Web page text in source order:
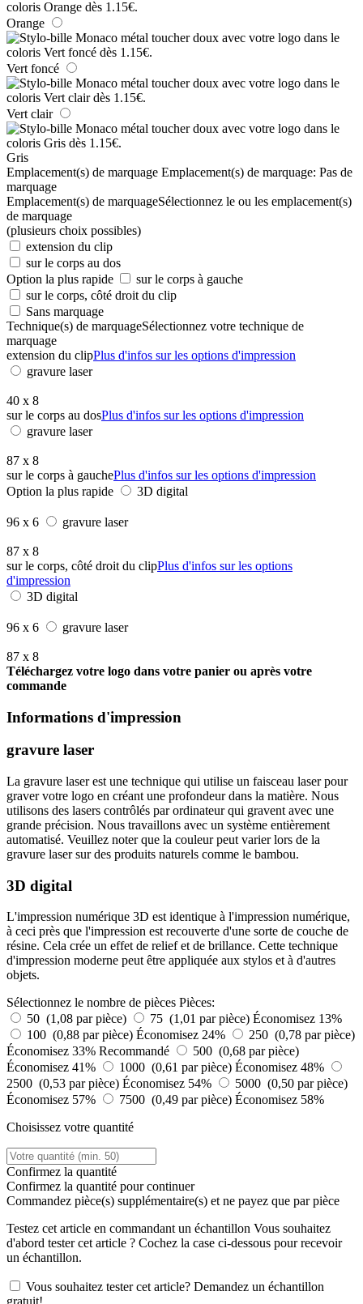
Orange
Vert foncé
Vert clair
Gris
Emplacement(s) de marquage Emplacement(s) de marquage: Pas de
marquage
Emplacement(s) de marquageSélectionnez le ou les emplacement(s)
de marquage
(plusieurs choix possibles)
extension du clip
sur le corps au dos
Option la plus rapide
sur le corps à gauche
sur le corps, côté droit du clip
Sans marquage
Technique(s) de marquageSélectionnez votre technique de
marquage
extension du clipPlus d'infos sur les options d'impression
gravure laser
40 x 8
sur le corps au dosPlus d'infos sur les options d'impression
gravure laser
87 x 8
sur le corps à gauchePlus d'infos sur les options d'impression
Option la plus rapide
3D digital
96 x 6 gravure laser
87 x 8
sur le corps, côté droit du clipPlus d'infos sur les options
d'impression
3D digital
96 x 6 gravure laser
87 x 8
Téléchargez votre logo dans votre panier ou après votre
commande
Informations d'impression
gravure laser
La gravure laser est une technique qui utilise un faisceau laser pour
graver votre logo en créant une profondeur dans la matière. Nous
utilisons des lasers contrôlés par ordinateur qui gravent avec une
grande précision. Nous travaillons avec un système entièrement
automatisé. Veuillez noter que la couleur peut varier lors de la
gravure laser sur des produits naturels comme le bambou.
3D digital
L'impression numérique 3D est identique à l'impression numérique,
à ceci près que l'impression est recouverte d'une sorte de couche de
résine. Cela crée un effet de relief et de brillance. Cette technique
d'impression moderne peut être appliquée aux stylos et à d'autres
objets.
Sélectionnez le nombre de pièces Pièces:
50 (1,08 par pièce)
75 (1,01 par pièce) Économisez 13%
100 (0,88 par pièce) Économisez 24%
250 (0,78 par pièce)
Économisez 33% Recommandé
500 (0,68 par pièce)
Économisez 41%
1000 (0,61 par pièce) Économisez 48%
2500 (0,53 par pièce) Économisez 54%
5000 (0,50 par pièce)
Économisez 57%
7500 (0,49 par pièce) Économisez 58%
Choisissez votre quantité
Confirmez la quantité
Confirmez la quantité pour continuer
Commandez pièce(s) supplémentaire(s) et ne payez que par pièce
Testez cet article en commandant un échantillon Vous souhaitez
d'abord tester cet article ? Cochez la case ci-dessous pour recevoir
un échantillon.
Vous souhaitez tester cet article? Demandez un échantillon